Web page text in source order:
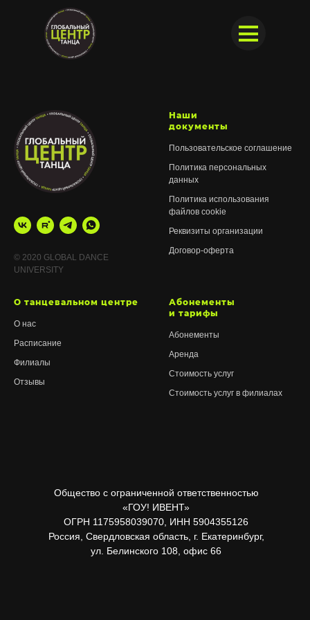
Цены
Цены
Мероприятия
Мероприятия Филиалы
Филиалы
Расписание
Расписание
Детские группы
Детские группы
© 2020 GLOBAL DANCE
UNIVERSITY
Наши
документы
Пользовательское соглашение
Политика персональных
данных
Политика использования
файлов cookie
Реквизиты организации
Договор-оферта
О танцевальном центре
О нас
Расписание
Филиалы
Отзывы
Абонементы
и тарифы
Абонементы
Аренда
Стоимость услуг
Стоимость услуг в филиалах
Общество с ограниченной ответственностью
«ГОУ! ИВЕНТ»
ОГРН 1175958039070, ИНН 5904355126
Россия, Свердловская область, г. Екатеринбург,
ул. Белинского 108, офис 66